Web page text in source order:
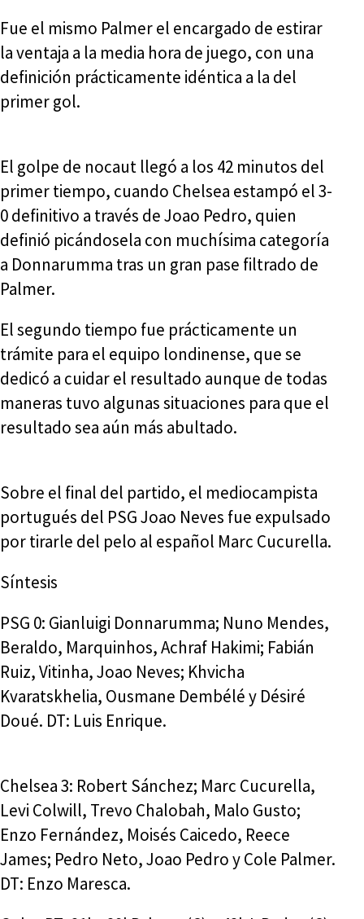
Fue el mismo Palmer el encargado de estirar
la ventaja a la media hora de juego, con una
definición prácticamente idéntica a la del
primer gol.
El golpe de nocaut llegó a los 42 minutos del
primer tiempo, cuando Chelsea estampó el 3-
0 definitivo a través de Joao Pedro, quien
definió picándosela con muchísima categoría
a Donnarumma tras un gran pase filtrado de
Palmer.
El segundo tiempo fue prácticamente un
trámite para el equipo londinense, que se
dedicó a cuidar el resultado aunque de todas
maneras tuvo algunas situaciones para que el
resultado sea aún más abultado.
Sobre el final del partido, el mediocampista
portugués del PSG Joao Neves fue expulsado
por tirarle del pelo al español Marc Cucurella.
Síntesis
PSG 0: Gianluigi Donnarumma; Nuno Mendes,
Beraldo, Marquinhos, Achraf Hakimi; Fabián
Ruiz, Vitinha, Joao Neves; Khvicha
Kvaratskhelia, Ousmane Dembélé y Désiré
Doué. DT: Luis Enrique.
Chelsea 3: Robert Sánchez; Marc Cucurella,
Levi Colwill, Trevo Chalobah, Malo Gusto;
Enzo Fernández, Moisés Caicedo, Reece
James; Pedro Neto, Joao Pedro y Cole Palmer.
DT: Enzo Maresca.